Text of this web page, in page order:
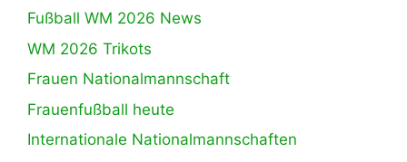
Fußball WM 2026 News
WM 2026 Trikots
Frauen Nationalmannschaft
Frauenfußball heute
Internationale Nationalmannschaften